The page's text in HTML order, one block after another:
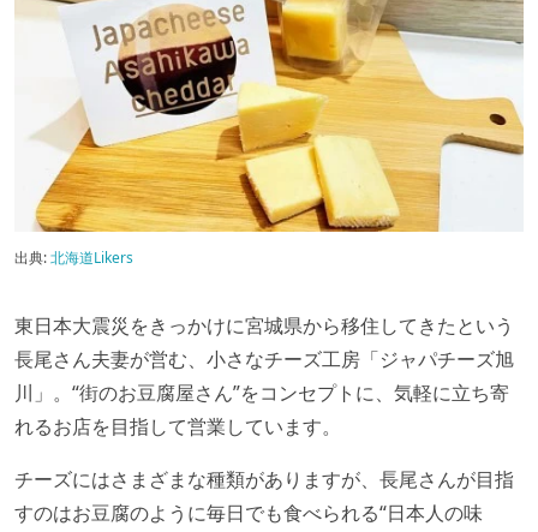
出典:北海道Likers
東日本大震災をきっかけに宮城県から移住してきたという
長尾さん夫妻が営む、小さなチーズ工房「ジャパチーズ旭
川」。“街のお豆腐屋さん”をコンセプトに、気軽に立ち寄
れるお店を目指して営業しています。
チーズにはさまざまな種類がありますが、長尾さんが目指
すのはお豆腐のように毎日でも食べられる“日本人の味